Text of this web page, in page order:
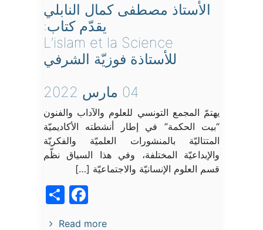
الأستاذ مصطفى كمال النابلي
يقدّم كتاب:
L’islam et la Science
للأستاذة فوزيّة الشرفي
04 مارس 2022
يهتمّ المجمع التونسي للعلوم والآداب والفنون
“بيت الحكمة” في إطار أنشطته الأكاديميّة
المتتاليّة بالمنشورات العلميّة والفكريّة
والإبداعيّة المختلفة، وفي هذا السياق نظّم
قسم العلوم الإنسانيّة والاجتماعيّة […]
Read more